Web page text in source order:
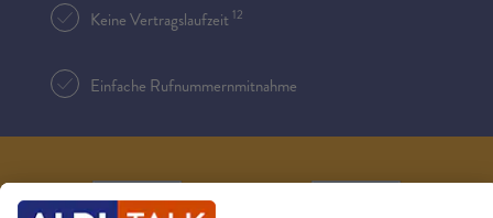
Keine Vertragslaufzeit12
Einfache Rufnummernmitnahme